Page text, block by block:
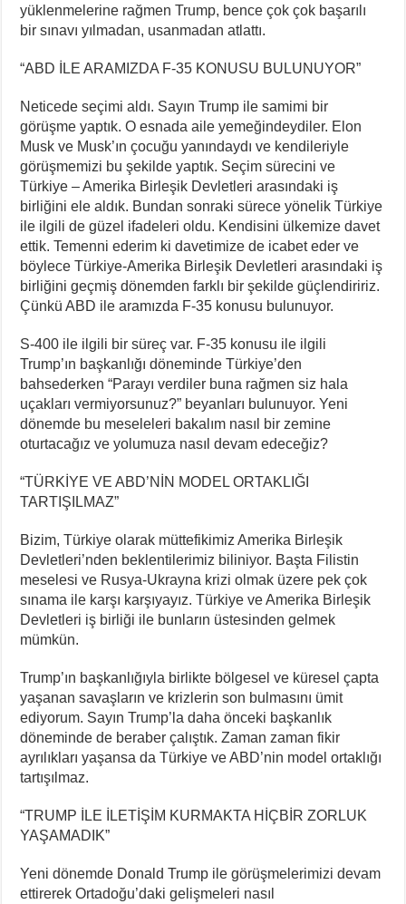
yüklenmelerine rağmen Trump, bence çok çok başarılı
bir sınavı yılmadan, usanmadan atlattı.
“ABD İLE ARAMIZDA F-35 KONUSU BULUNUYOR”
Neticede seçimi aldı. Sayın Trump ile samimi bir
görüşme yaptık. O esnada aile yemeğindeydiler. Elon
Musk ve Musk’ın çocuğu yanındaydı ve kendileriyle
görüşmemizi bu şekilde yaptık. Seçim sürecini ve
Türkiye – Amerika Birleşik Devletleri arasındaki iş
birliğini ele aldık. Bundan sonraki sürece yönelik Türkiye
ile ilgili de güzel ifadeleri oldu. Kendisini ülkemize davet
ettik. Temenni ederim ki davetimize de icabet eder ve
böylece Türkiye-Amerika Birleşik Devletleri arasındaki iş
birliğini geçmiş dönemden farklı bir şekilde güçlendiririz.
Çünkü ABD ile aramızda F-35 konusu bulunuyor.
S-400 ile ilgili bir süreç var. F-35 konusu ile ilgili
Trump’ın başkanlığı döneminde Türkiye’den
bahsederken “Parayı verdiler buna rağmen siz hala
uçakları vermiyorsunuz?” beyanları bulunuyor. Yeni
dönemde bu meseleleri bakalım nasıl bir zemine
oturtacağız ve yolumuza nasıl devam edeceğiz?
“TÜRKİYE VE ABD’NİN MODEL ORTAKLIĞI
TARTIŞILMAZ”
Bizim, Türkiye olarak müttefikimiz Amerika Birleşik
Devletleri’nden beklentilerimiz biliniyor. Başta Filistin
meselesi ve Rusya-Ukrayna krizi olmak üzere pek çok
sınama ile karşı karşıyayız. Türkiye ve Amerika Birleşik
Devletleri iş birliği ile bunların üstesinden gelmek
mümkün.
Trump’ın başkanlığıyla birlikte bölgesel ve küresel çapta
yaşanan savaşların ve krizlerin son bulmasını ümit
ediyorum. Sayın Trump’la daha önceki başkanlık
döneminde de beraber çalıştık. Zaman zaman fikir
ayrılıkları yaşansa da Türkiye ve ABD’nin model ortaklığı
tartışılmaz.
“TRUMP İLE İLETİŞİM KURMAKTA HİÇBİR ZORLUK
YAŞAMADIK”
Yeni dönemde Donald Trump ile görüşmelerimizi devam
ettirerek Ortadoğu’daki gelişmeleri nasıl